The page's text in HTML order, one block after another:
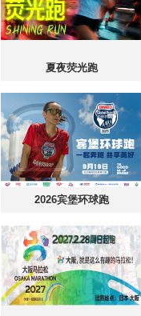
夏夜荧光跑
2026宾堡环球跑